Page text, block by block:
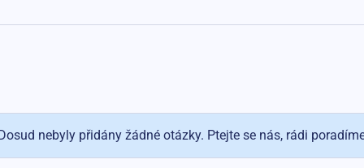
nebyly přidány žádné otázky. Ptejte se nás, rádi